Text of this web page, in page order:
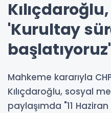
'Kurultay
Mahkeme kararıyla
Kılıçdaroğlu, sosyal
paylaşımda "11